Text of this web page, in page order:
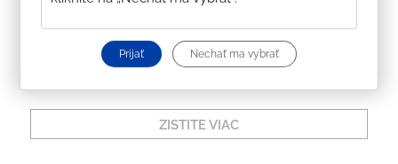
V májových objednávkach budú môcť poradcovia
JUSTu a ich zákazníci prispieť Samkovi na zakúpenie
ZISTITE VIAC
Prijať Nechať ma vybrať